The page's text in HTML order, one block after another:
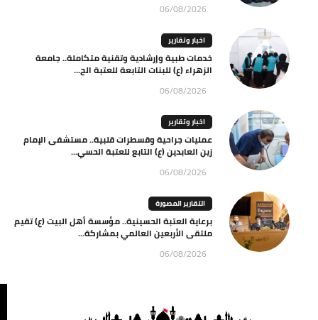
06/08/2026
اخبار وتقارير
خدمات طبية وإرشادية وتقنية متكاملة.. جامعة
الزهراء (ع) للبنات التابعة للعتبة الح...
06/08/2026
اخبار وتقارير
عمليات جراحية وقسطرات قلبية.. مستشفى الإمام
زين العابدين (ع) التابع للعتبة الحسي...
06/08/2026
التقارير المصورة
برعاية العتبة الحسينية.. مؤسسة أهل البيت (ع) تقيم
ملتقى الأربعين العالمي بمشاركة...
06/08/2026